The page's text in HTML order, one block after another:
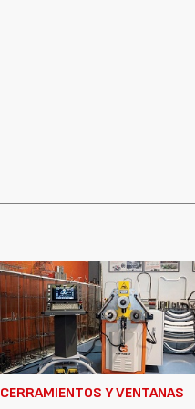
CERRAMIENTOS Y VENTANAS